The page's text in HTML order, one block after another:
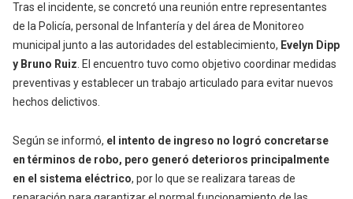
Tras el incidente, se concretó una reunión entre representantes
de la Policía, personal de Infantería y del área de Monitoreo
municipal junto a las autoridades del establecimiento, Evelyn Dipp
y Bruno Ruiz. El encuentro tuvo como objetivo coordinar medidas
preventivas y establecer un trabajo articulado para evitar nuevos
hechos delictivos.
Según se informó, el intento de ingreso no logró concretarse
en términos de robo, pero generó deterioros principalmente
en el sistema eléctrico, por lo que se realizara tareas de